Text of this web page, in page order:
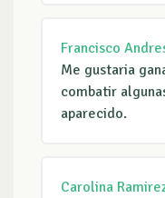
Francisco
Me gustaria
combatir
aparecido.
Carolina